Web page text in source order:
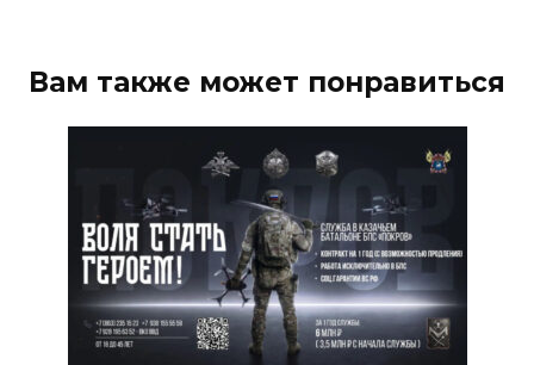
Вам также может понравиться